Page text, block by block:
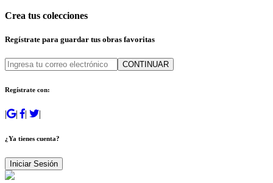
Crea tus colecciones
Regístrate para guardar tus obras favoritas
CONTINUAR
Regístrate con:
| | | |
¿Ya tienes cuenta?
Iniciar Sesión